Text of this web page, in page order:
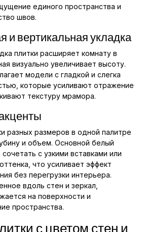
единого пространства и
швов.
и вертикальная укладка
плитки расширяет комнату в
визуально увеличивает высоту.
модели с гладкой и слегка
которые усиливают отражение
текстуру мрамора.
разных размеров в одной палитре
и объем. Основной белый
с узкими вставками или
что усиливает эффект
без перегрузки интерьера.
вдоль стен и зеркал,
на поверхности и
пространства.
с цветом стен и